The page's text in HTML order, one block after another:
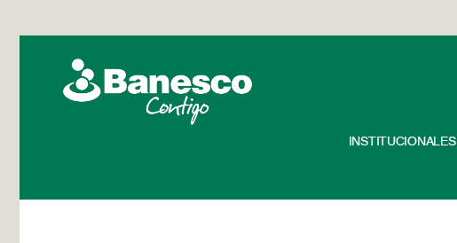
INSTITUCIONALES